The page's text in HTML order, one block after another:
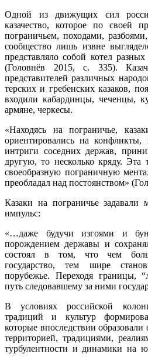
Одной из движущих сил
казачество, которое по своей
пограничьем, походами,
сообщество лишь извне
представляло собой котел
(Головнёв 2015, с. 335).
представителей различных
терских и гребенских казаков,
входили кабардинцы, чеченцы,
армяне, черкесы.
«Находясь на пограничье,
ориентировались на
интриги соседних держав,
другую, то несколько кряду. Эта
своеобразную пограничную
преобладал над постоянством»
Казаки на пограничье
импульс:
«…даже будучи изгоями и
порождением державы и
состоял в том, что чем
государство, тем шире
порубежье. Переходя границы,
путь следовавшему за ними
В условиях российской
традиций и культур
которые впоследствии
территорией, традициями,
турбулентности и динамики на